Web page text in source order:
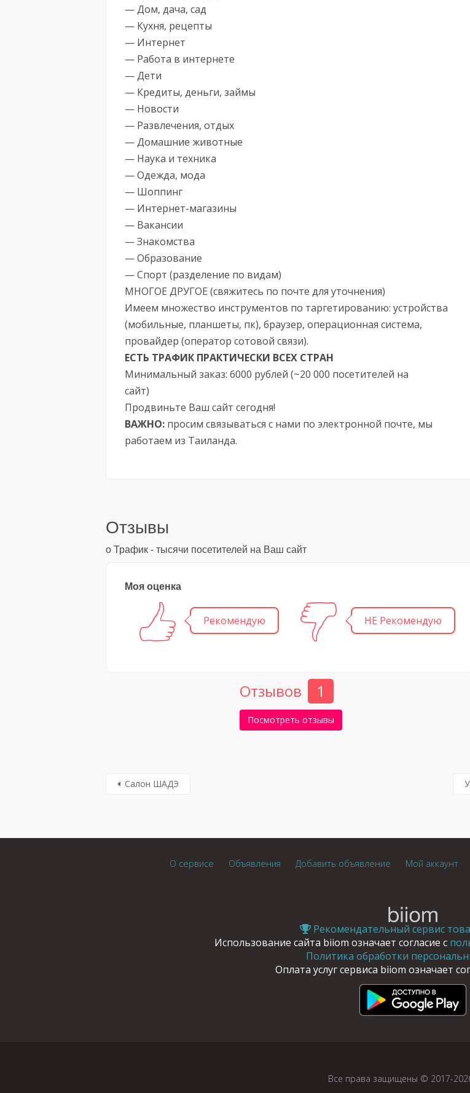
— Дом, дача, сад
— Кухня, рецепты
— Интернет
— Работа в интернете
— Дети
— Кредиты, деньги, займы
— Новости
— Развлечения, отдых
— Домашние животные
— Наука и техника
— Одежда, мода
— Шоппинг
— Интернет-магазины
— Вакансии
— Знакомства
— Образование
— Спорт (разделение по видам)
МНОГОЕ ДРУГОЕ (свяжитесь по почте для уточнения)
Имеем множество инструментов по таргетированию: устройства
(мобильные, планшеты, пк), браузер, операционная система,
провайдер (оператор сотовой связи).
ЕСТЬ ТРАФИК ПРАКТИЧЕСКИ ВСЕХ СТРАН
Минимальный заказ: 6000 рублей (~20 000 посетителей на
сайт)
Продвиньте Ваш сайт сегодня!
ВАЖНО: просим связываться с нами по электронной почте, мы
работаем из Таиланда.
Отзывы
о Трафик - тысячи посетителей на Ваш сайт
Моя оценка
Рекомендую НЕ Рекомендую
Отзывов 1
Посмотреть отзывы
Салон ШАДЭ
О сервисе Объявления Добавить объявление Мой аккаунт
Рекомендательный сервис
Использование сайта biiom означает согласие с
Политика обработки
Оплата услуг сервиса biiom означает
Все права защищены © 2017-